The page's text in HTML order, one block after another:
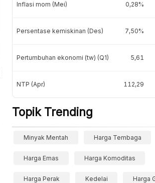
Inflasi mom (Mei) 0,28%
Persentase kemiskinan (Des) 7,50%
Pertumbuhan ekonomi (tw) (Q1) 5,61
NTP (Apr) 112,29
Topik Trending
Minyak Mentah Harga Tembaga
Harga Emas Harga Komoditas
Harga Perak Kedelai Harga